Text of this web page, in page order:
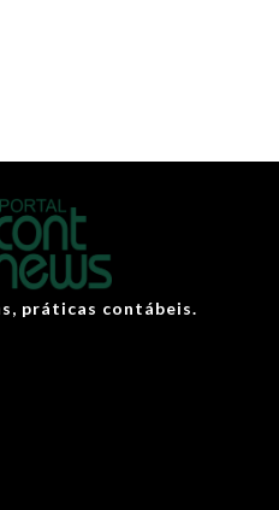
práticas contábeis.